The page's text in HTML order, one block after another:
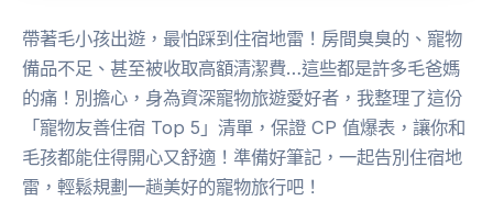
帶著毛小孩出遊，最怕踩到住宿地雷！房間臭臭的、寵物
備品不足、甚至被收取高額清潔費…這些都是許多毛爸媽
的痛！別擔心，身為資深寵物旅遊愛好者，我整理了這份
「寵物友善住宿 Top 5」清單，保證 CP 值爆表，讓你和
毛孩都能住得開心又舒適！準備好筆記，一起告別住宿地
雷，輕鬆規劃一趟美好的寵物旅行吧！